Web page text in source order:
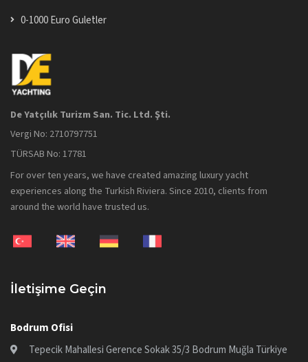
0-1000 Euro Guletler
De Yatçılık Turizm San. Tic. Ltd. Şti.
Vergi No: 2710797751
TÜRSAB No: 17781
For over ten years, we have created amazing luxury yacht
experiences along the Turkish Riviera. Since 2010, clients from
around the world have trusted us.
İletişime Geçin
Bodrum Ofisi
Tepecik Mahallesi Gerence Sokak 35/3 Bodrum Muğla Türkiye